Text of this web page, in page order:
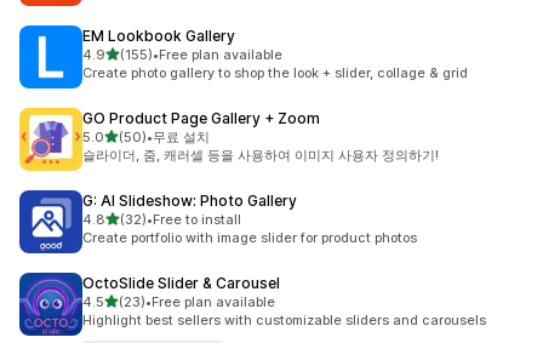
EM Lookbook Gallery
4.9별 5개 중
(155)
총 리뷰 155개
•Free plan available
Create photo gallery to shop the look + slider, collage & grid
GO Product Page Gallery + Zoom
5.0별 5개 중
(50)
총 리뷰 50개
•무료 설치
슬라이더, 줌, 캐러셀 등을 사용하여 이미지 사용자 정의하기!
G: AI Slideshow: Photo Gallery
4.8별 5개 중
(32)
총 리뷰 32개
•Free to install
Create portfolio with image slider for product photos
OctoSlide Slider & Carousel
4.5별 5개 중
(23)
총 리뷰 23개
•Free plan available
Highlight best sellers with customizable sliders and carousels